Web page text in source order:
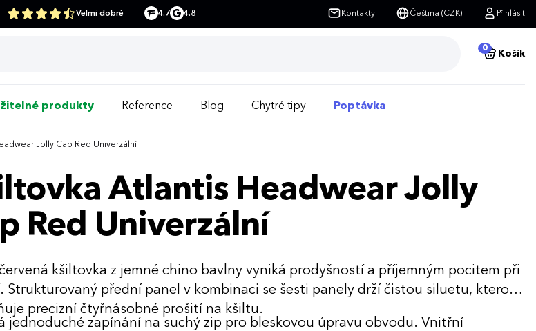
Velmi dobré 4.7 4.8 Kontakty Čeština (CZK) Přihlásit
0
Košík
produkty Reference Blog Chytré tipy Poptávka
Jolly Cap Red Univerzální
Atlantis Headwear Jolly
Red Univerzální
kšiltovka z jemné chino bavlny vyniká prodyšností a příjemným pocitem při
Strukturovaný přední panel v kombinaci se šesti panely drží čistou siluetu, kterou
precizní čtyřnásobné prošití na kšiltu.
jednoduché zapínání na suchý zip pro bleskovou úpravu obvodu. Vnitřní